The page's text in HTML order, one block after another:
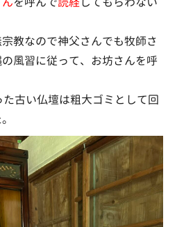
教なので神父さんでも牧師さ
風習に従って、お坊さんを呼
古い仏壇は粗大ゴミとして回